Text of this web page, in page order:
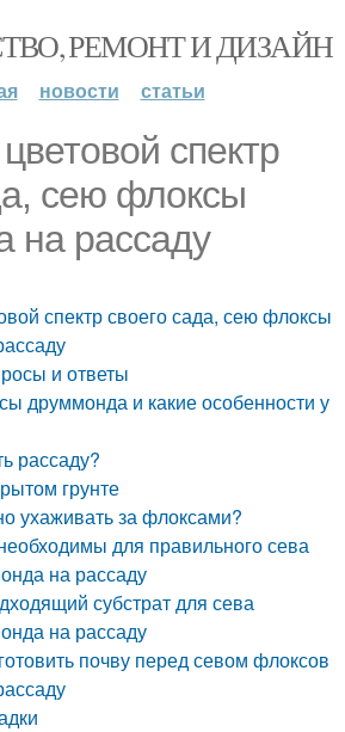
РЕМОНТ И ДИЗАЙН
новости статьи
спектр
сею флоксы
на рассаду
спектр своего сада, сею флоксы
и ответы
друммонда и какие особенности у
рассаду?
грунте
ухаживать за флоксами?
для правильного сева
на рассаду
субстрат для сева
на рассаду
почву перед севом флоксов